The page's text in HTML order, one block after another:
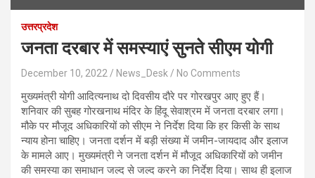
उत्तरप्रदेश
जनता दरबार में समस्याएं सुनते सीएम योगी
December 10, 2022 News_Desk No Comments
मुख्यमंत्री योगी आदित्यनाथ दो दिवसीय दौरे पर गोरखपुर आए हुए हैं।
शनिवार की सुबह गोरखनाथ मंदिर के हिंदू सेवाश्रम में जनता दरबार लगा।
मौके पर मौजूद अधिकारियों को सीएम ने निर्देश दिया कि हर किसी के साथ
न्याय होना चाहिए। जनता दर्शन में बड़ी संख्या में जमीन-जायदाद और इलाज
के मामले आए। मुख्यमंत्री ने जनता दर्शन में मौजूद अधिकारियों को जमीन
की समस्या का समाधान जल्द से जल्द करने का निर्देश दिया। साथ ही इलाज